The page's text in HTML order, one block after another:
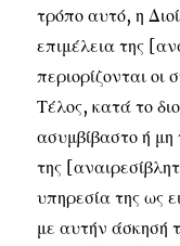
τρόπο αυτό, η
επιμέλεια της
περιορίζονται οι
Τέλος, κατά το
ασυμβίβαστο ή μη
της
υπηρεσία της ως
με αυτήν άσκησή